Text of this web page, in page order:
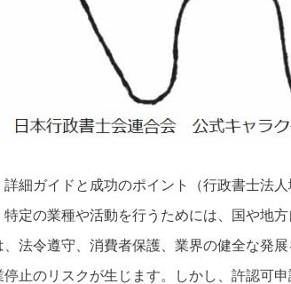
細ガイドと成功のポイント（行政書士法人
定の業種や活動を行うためには、国や地
法令遵守、消費者保護、業界の健全な発
止のリスクが生じます。しかし、許認可